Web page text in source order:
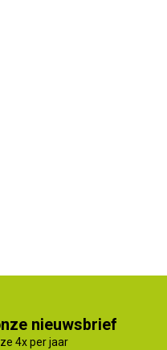
nieuwsbrief
4x per jaar